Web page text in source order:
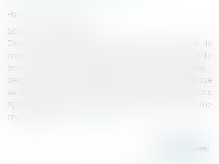
Publié le :
Source :
Dans un jugement rendu ce 18 juin 2014, le tribunal de
commerce de Nanterre déboute Canal + de sa plainte
pour « concurrence déloyale » face à BeIN Sports.Canal +
perd son procès contre BeIN SPORT Canal+ avait déposé
sa plainte en juillet 2013.Canal+ réclamait à beIN Sports
293 millions d'euros pour concurrence déloyale.La chaîne
cryptée reproch...